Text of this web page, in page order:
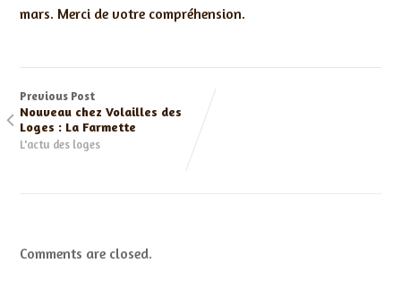
mars. Merci de votre compréhension.
Previous Post
Nouveau chez Volailles des
Loges : La Farmette
L'actu des loges
Comments are closed.